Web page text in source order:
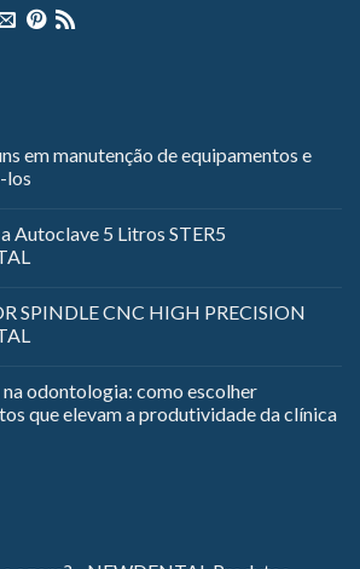
em manutenção de equipamentos e
los
Autoclave 5 Litros STER5
SPINDLE CNC HIGH PRECISION
odontologia: como escolher
que elevam a produtividade da clínica